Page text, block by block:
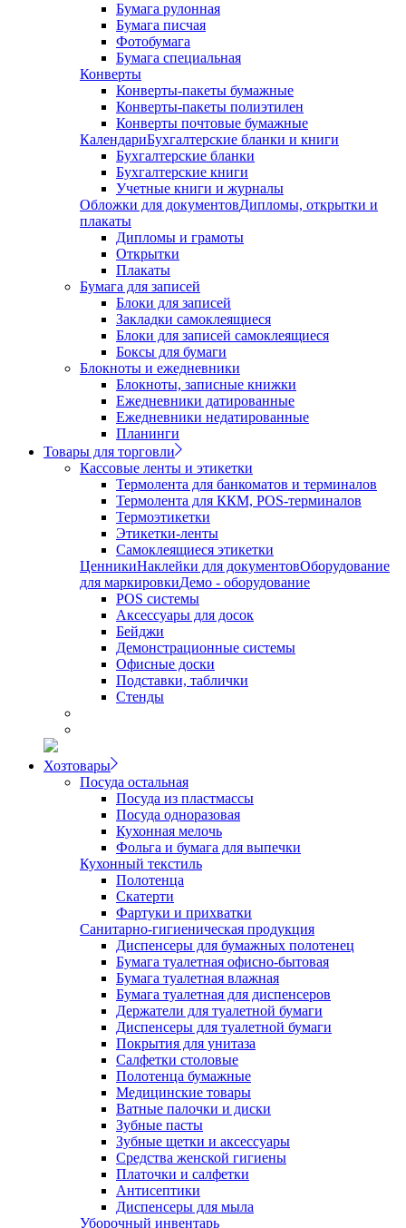
Бумага рулонная
Бумага писчая
Фотобумага
Бумага специальная
Конверты
Конверты-пакеты бумажные
Конверты-пакеты полиэтилен
Конверты почтовые бумажные
КалендариБухгалтерские бланки и книги
Бухгалтерские бланки
Бухгалтерские книги
Учетные книги и журналы
Обложки для документовДипломы, открытки и
плакаты
Дипломы и грамоты
Открытки
Плакаты
Бумага для записей
Блоки для записей
Закладки самоклеящиеся
Блоки для записей самоклеящиеся
Боксы для бумаги
Блокноты и ежедневники
Блокноты, записные книжки
Ежедневники датированные
Ежедневники недатированные
Планинги
Товары для торговли
Кассовые ленты и этикетки
Термолента для банкоматов и терминалов
Термолента для ККМ, POS-терминалов
Термоэтикетки
Этикетки-ленты
Самоклеящиеся этикетки
ЦенникиНаклейки для документовОборудование
для маркировкиДемо - оборудование
POS системы
Аксессуары для досок
Бейджи
Демонстрационные системы
Офисные доски
Подставки, таблички
Стенды
Хозтовары
Посуда остальная
Посуда из пластмассы
Посуда одноразовая
Кухонная мелочь
Фольга и бумага для выпечки
Кухонный текстиль
Полотенца
Скатерти
Фартуки и прихватки
Санитарно-гигиеническая продукция
Диспенсеры для бумажных полотенец
Бумага туалетная офисно-бытовая
Бумага туалетная влажная
Бумага туалетная для диспенсеров
Держатели для туалетной бумаги
Диспенсеры для туалетной бумаги
Покрытия для унитаза
Салфетки столовые
Полотенца бумажные
Медицинские товары
Ватные палочки и диски
Зубные пасты
Зубные щетки и аксессуары
Средства женской гигиены
Платочки и салфетки
Антисептики
Диспенсеры для мыла
Уборочный инвентарь